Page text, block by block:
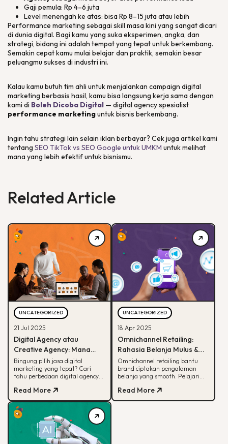
Gaji pemula: Rp 4–6 juta
Level menengah ke atas: bisa Rp 8–15 juta atau lebih
Performance marketing sebagai skill masa kini yang sangat dicari
di dunia digital. Bagi kamu yang suka eksperimen, angka, dan
strategi, bidang ini adalah tempat yang tepat untuk berkembang.
Semakin cepat kamu mulai belajar dan praktik, semakin besar
peluangmu sukses di industri ini.
Kalau kamu butuh tim ahli untuk menjalankan campaign digital
marketing berbasis hasil, kamu bisa langsung kerja sama dengan
kami di Boleh Dicoba Digital — digital agency spesialist
performance marketinguntuk bisnis berkembang.
Ingin tahu strategi lain selain iklan berbayar? Cek juga artikel kami
tentang SEO TikTok vs SEO Google untuk UMKM untuk melihat
mana yang lebih efektif untuk bisnismu.
Related Article
UNCATEGORIZED
21 Jul 2025
Digital Agency atau
Creative Agency: Mana
yang Cocok untuk Strategi
Pemasaran Anda?
Bingung pilih jasa digital
marketing yang tepat? Cari
tahu perbedaan digital agency
strategi promosi bisnis Anda.
Read More
UNCATEGORIZED
18 Apr 2025
Omnichannel Retailing:
Rahasia Belanja Mulus &
Cuan di Era Digital
Omnichannel retailing bantu
brand ciptakan pengalaman
belanja yang smooth. Pelajari
pelanggan nyaman dan loyal!
Read More